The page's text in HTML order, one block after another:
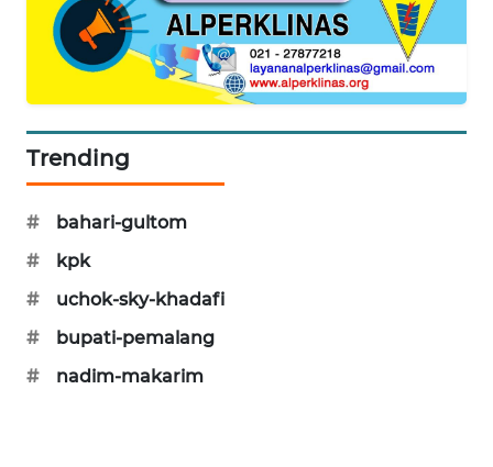
Trending
#
bahari-gultom
#
kpk
#
uchok-sky-khadafi
#
bupati-pemalang
#
nadim-makarim
MEDAN
NEWS
NEWS
NEWS
NEWS
MARITIM